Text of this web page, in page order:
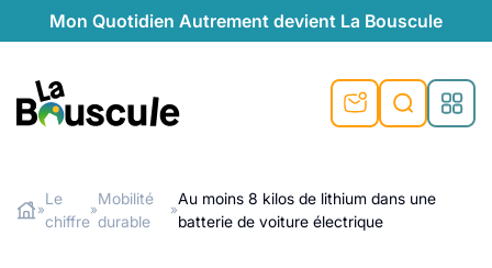
Mon Quotidien Autrement devient La Bouscule
Rechercher
»
Le
chiffre
»
Mobilité
durable
»
Au moins 8 kilos de lithium dans une
batterie de voiture électrique